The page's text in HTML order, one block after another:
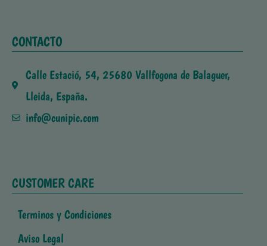
CONTACTO
Calle Estació, 54, 25680 Vallfogona de Balaguer,
Lleida, España.
info@cunipic.com
CUSTOMER CARE
Terminos y Condiciones
Aviso Legal